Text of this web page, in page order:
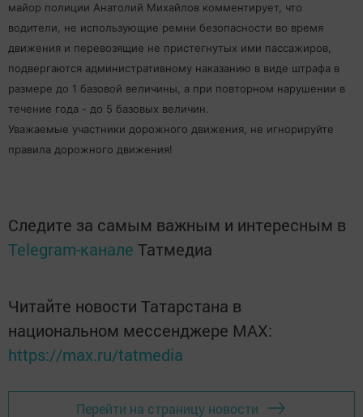
майор полиции Анатолий Михайлов комментирует, что
водители, не использующие ремни безопасности во время
движения и перевозящие не пристегнутых ими пассажиров,
подвергаются административному наказанию в виде штрафа в
размере до 1 базовой величины, а при повторном нарушении в
течение года - до 5 базовых величин.
Уважаемые участники дорожного движения, не игнорируйте
правила дорожного движения!
Следите за самым важным и интересным в
Telegram-канале Татмедиа
Читайте новости Татарстана в
национальном мессенджере MАХ:
https://max.ru/tatmedia
Перейти на страницу новости